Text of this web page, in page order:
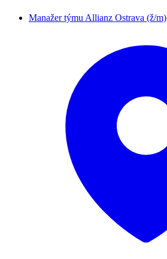
Manažer týmu Allianz Ostrava (ž/m)